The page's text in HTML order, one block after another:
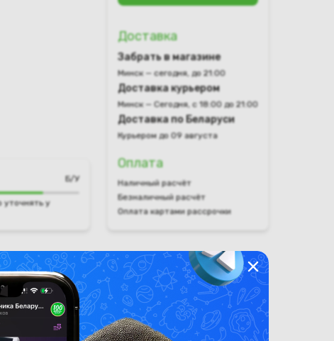
Б/У
уточнять у
Доставка
Забрать в магазине
Минск — сегодня, до 21:00
Доставка курьером
Минск — Сегодня, с 18:00 до 21:00
Доставка по Беларуси
Курьером до 09 августа
Оплата
Наличный расчёт
Безналичный расчёт
Оплата картами рассрочки